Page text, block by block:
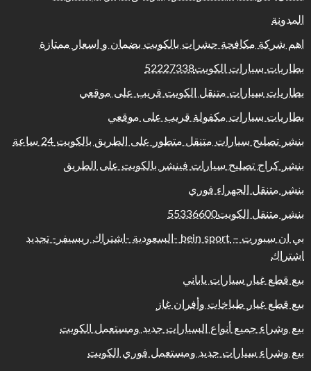
المدونة
اهم شركة مكافحة حشرات بالكويت بضمان و اسعار ممتازة
بطاريات سيارات الكويت52227338
بطاريات سيارات متنقل الكويت قريب على موقعي
بطاريات سيارات مكفولة قريب على موقعي
بنشر تصليح سيارات متنقل متطور على الطريق بالكويت 24 ساعة
بنشر كراج تصليح سيارات فينشر بالكويت على الطريق
بنشر متنقل الجهراء فوري
بنشر متنقل الكويت55336600
بي ان سبورت – bein sport -السعودية -اشتراك ريسيفر- تجديد
اشتراك
بيع قطع غيار سيارات ياباني
بيع قطع غيار طباخات وأفران غاز
بيع وشراء جميع أنواع السيارات جديد ومستعمل الكويت
بيع وشراء سيارات جديد ومستعمل فوري الكويت